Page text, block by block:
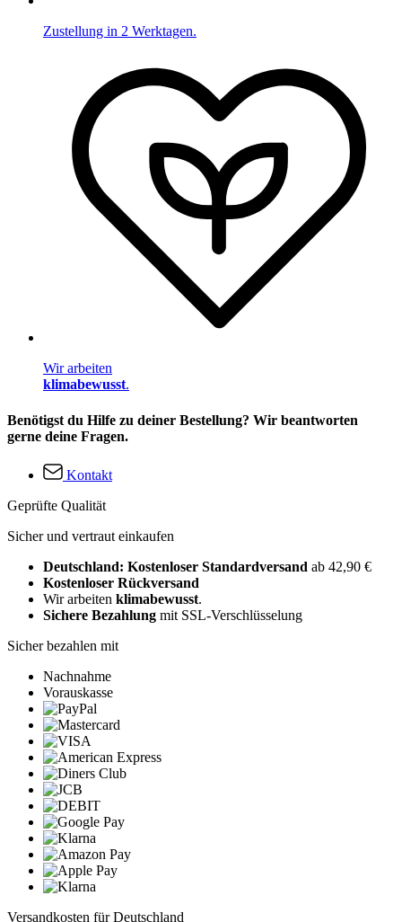
Zustellung in 2 Werktagen.
Wir arbeiten
klimabewusst.
Benötigst du Hilfe zu deiner Bestellung? Wir beantworten
gerne deine Fragen.
Kontakt
Geprüfte Qualität
Sicher und vertraut einkaufen
Deutschland: Kostenloser Standardversand ab 42,90 €
Kostenloser Rückversand
Wir arbeiten klimabewusst.
Sichere Bezahlung mit SSL-Verschlüsselung
Sicher bezahlen mit
Nachnahme
Vorauskasse
Versandkosten für Deutschland